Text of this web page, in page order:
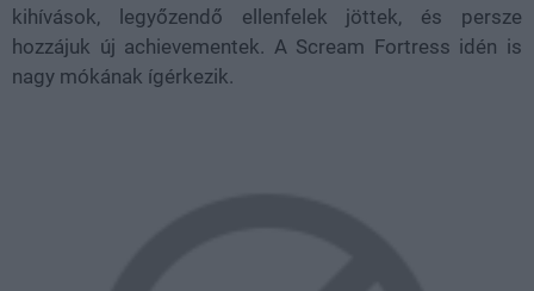
kihívások, legyőzendő ellenfelek jöttek, és persze
hozzájuk új achievementek. A Scream Fortress idén is
nagy mókának ígérkezik.